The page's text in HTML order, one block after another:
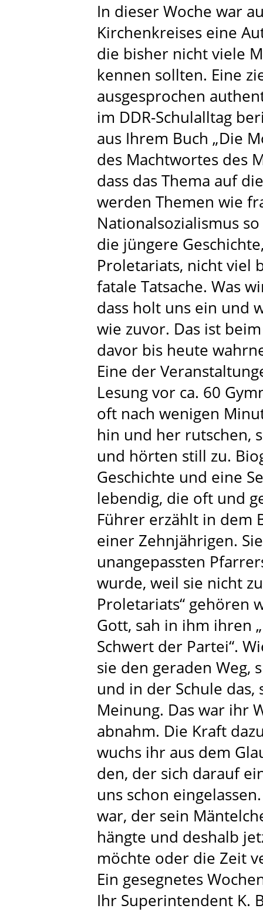
In dieser Woche war
Kirchenkreises eine
die bisher nicht viele
kennen sollten. Eine
ausgesprochen
im DDR-Schulalltag
aus Ihrem Buch „Die
des Machtwortes des
dass das Thema auf
werden Themen wie
Nationalsozialismus
die jüngere
Proletariats, nicht viel
fatale Tatsache. Was
dass holt uns ein und
wie zuvor. Das ist
davor bis heute
Eine der
Lesung vor ca. 60
oft nach wenigen
hin und her rutschen,
und hörten still zu.
Geschichte und eine
lebendig, die oft und
Führer erzählt in dem
einer Zehnjährigen.
unangepassten
wurde, weil sie nicht
Proletariats“ gehören
Gott, sah in ihm ihren
Schwert der Partei“.
sie den geraden Weg,
und in der Schule
Meinung. Das war ihr
abnahm. Die Kraft
wuchs ihr aus dem
den, der sich darauf
uns schon
war, der sein
hängte und deshalb
möchte oder die Zeit
Ein gesegnetes
Ihr Superintendent K.